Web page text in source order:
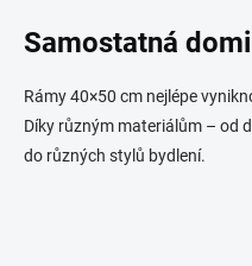
Samostatná
Rámy 40×50 cm nejlépe
Díky různým materiálům – od
do různých stylů bydlení.